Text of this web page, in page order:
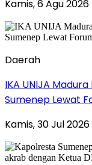
Kamis, 6 Agu
Daerah
IKA UNIJA
Sumenep Lewat
Kamis, 30 Jul 2026